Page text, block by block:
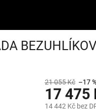
21 055 Kč –17
17 475
14 442 Kč bez